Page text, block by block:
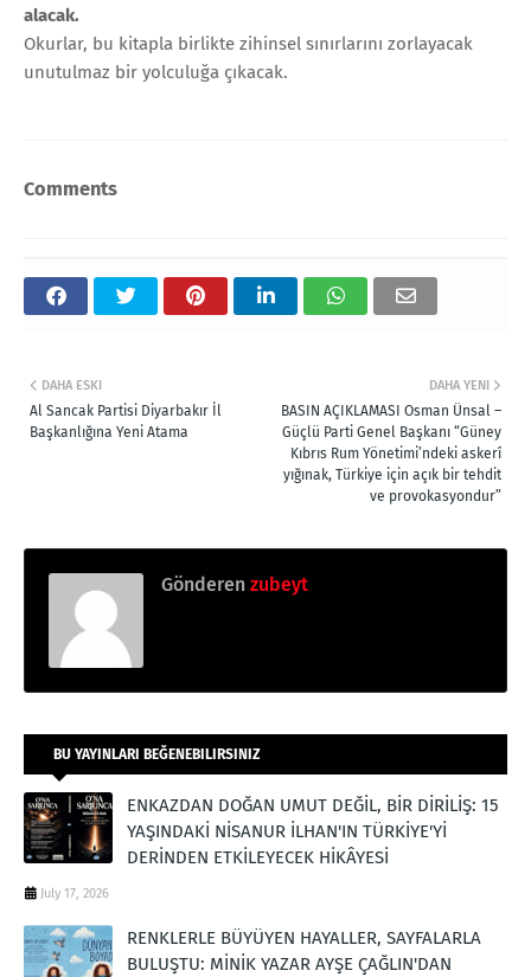
alacak.
Okurlar, bu kitapla birlikte zihinsel sınırlarını zorlayacak
unutulmaz bir yolculuğa çıkacak.
Comments
DAHA YENI
BASIN AÇIKLAMASI Osman Ünsal –
Güçlü Parti Genel Başkanı “Güney
Kıbrıs Rum Yönetimi’ndeki askerî
yığınak, Türkiye için açık bir tehdit
ve provokasyondur”
DAHA ESKI
Al Sancak Partisi Diyarbakır İl
Başkanlığına Yeni Atama
Gönderen zubeyt
BU YAYINLARI BEĞENEBILIRSINIZ
ENKAZDAN DOĞAN UMUT DEĞİL, BİR DİRİLİŞ: 15
YAŞINDAKİ NİSANUR İLHAN'IN TÜRKİYE'Yİ
DERİNDEN ETKİLEYECEK HİKÂYESİ
July 17, 2026
RENKLERLE BÜYÜYEN HAYALLER, SAYFALARLA
BULUŞTU: MİNİK YAZAR AYŞE ÇAĞLIN'DAN